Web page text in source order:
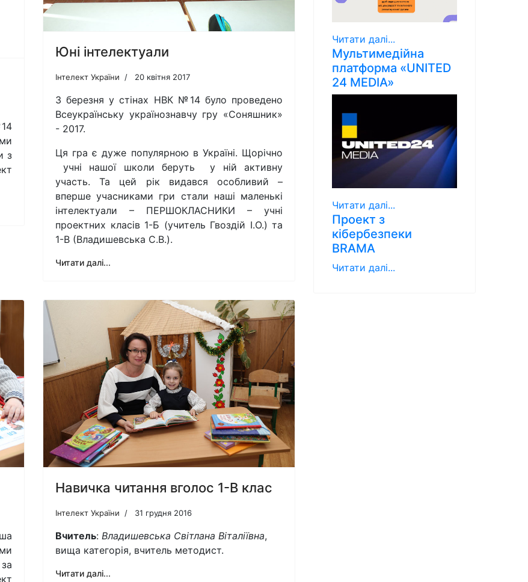
з
Юні інтелектуали
Інтелект України 20 квітня 2017
3 березня у стінах НВК №14 було проведено
Всеукраїнську українознавчу гру «Соняшник»
- 2017.
Ця гра є дуже популярною в Україні. Щорічно
учні нашої школи беруть у ній активну
участь. Та цей рік видався особливий –
вперше учасниками гри стали наші маленькі
інтелектуали – ПЕРШОКЛАСНИКИ – учні
проектних класів 1-Б (учитель Гвоздій І.О.) та
1-В (Владишевська С.В.).
Читати далі...
Навичка читання вголос 1-В клас
Інтелект України 31 грудня 2016
Вчитель: Владишевська Світлана Віталіївна,
вища категорія, вчитель методист.
Читати далі...
Читати далі...
Мультимедійна
платформа «UNITED
24 MEDIA»
Читати далі...
Проект з
кібербезпеки
BRAMA
Читати далі...